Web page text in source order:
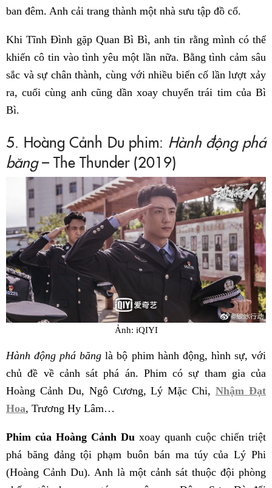
ban đêm. Anh cải trang thành một nhà sưu tập đồ cổ.
Khi Tĩnh Đình gặp Quan Bì Bì, anh tin rằng mình có thể
khiến cô tin vào tình yêu một lần nữa. Bằng tình cảm sâu
sắc và sự chân thành, cùng với nhiều biến cố lần lượt xảy
ra, cuối cùng anh cũng dần xoay chuyển trái tim của Bì
Bì.
5. Hoàng Cảnh Du phim: Hành động phá
băng– The Thunder (2019)
Ảnh: iQIYI
Hành động phá băng là bộ phim hành động, hình sự, với
chủ đề về cảnh sát phá án. Phim có sự tham gia của
Hoàng Cảnh Du, Ngô Cương, Lý Mặc Chi,Nhậm Đạt
Hoa, Trương Hy Lâm…
Phim của Hoàng Cảnh Du xoay quanh cuộc chiến triệt
phá băng đảng tội phạm buôn bán ma túy của Lý Phi
(Hoàng Cảnh Du). Anh là một cảnh sát thuộc đội phòng